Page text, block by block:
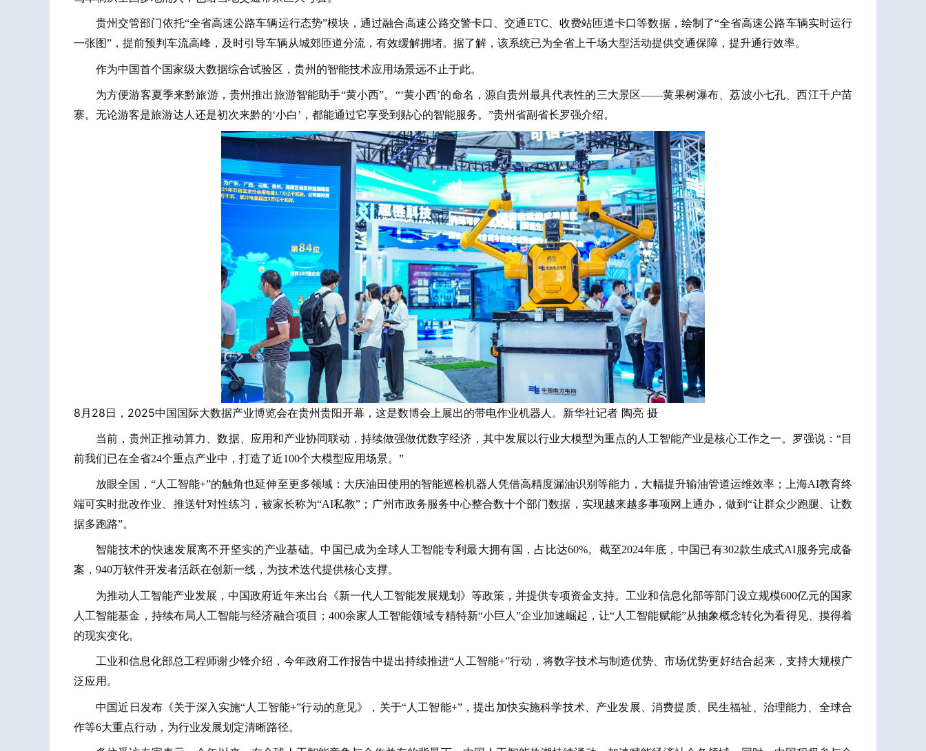
贵州交管部门依托“全省高速公路车辆运行态势”模块，通过融合高速公路交警卡口、交通ETC、收费站匝道卡口等数据，绘制了“全省高速公路车辆实时运行
一张图”，提前预判车流高峰，及时引导车辆从城郊匝道分流，有效缓解拥堵。据了解，该系统已为全省上千场大型活动提供交通保障，提升通行效率。
作为中国首个国家级大数据综合试验区，贵州的智能技术应用场景远不止于此。
为方便游客夏季来黔旅游，贵州推出旅游智能助手“黄小西”。“‘黄小西’的命名，源自贵州最具代表性的三大景区——黄果树瀑布、荔波小七孔、西江千户苗
寨。无论游客是旅游达人还是初次来黔的‘小白’，都能通过它享受到贴心的智能服务。”贵州省副省长罗强介绍。
8月28日，2025中国国际大数据产业博览会在贵州贵阳开幕，这是数博会上展出的带电作业机器人。新华社记者 陶亮 摄
当前，贵州正推动算力、数据、应用和产业协同联动，持续做强做优数字经济，其中发展以行业大模型为重点的人工智能产业是核心工作之一。罗强说：“目
前我们已在全省24个重点产业中，打造了近100个大模型应用场景。”
放眼全国，“人工智能+”的触角也延伸至更多领域：大庆油田使用的智能巡检机器人凭借高精度漏油识别等能力，大幅提升输油管道运维效率；上海AI教育终
端可实时批改作业、推送针对性练习，被家长称为“AI私教”；广州市政务服务中心整合数十个部门数据，实现越来越多事项网上通办，做到“让群众少跑腿、让数
据多跑路”。
智能技术的快速发展离不开坚实的产业基础。中国已成为全球人工智能专利最大拥有国，占比达60%。截至2024年底，中国已有302款生成式AI服务完成备
案，940万软件开发者活跃在创新一线，为技术迭代提供核心支撑。
为推动人工智能产业发展，中国政府近年来出台《新一代人工智能发展规划》等政策，并提供专项资金支持。工业和信息化部等部门设立规模600亿元的国家
人工智能基金，持续布局人工智能与经济融合项目；400余家人工智能领域专精特新“小巨人”企业加速崛起，让“人工智能赋能”从抽象概念转化为看得见、摸得着
的现实变化。
工业和信息化部总工程师谢少锋介绍，今年政府工作报告中提出持续推进“人工智能+”行动，将数字技术与制造优势、市场优势更好结合起来，支持大规模广
泛应用。
中国近日发布《关于深入实施“人工智能+”行动的意见》，关于“人工智能+”，提出加快实施科学技术、产业发展、消费提质、民生福祉、治理能力、全球合
作等6大重点行动，为行业发展划定清晰路径。